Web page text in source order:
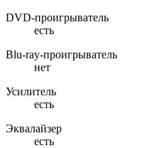
DVD-проигрыватель
есть
Blu-ray-проигрыватель
нет
Усилитель
есть
Эквалайзер
есть